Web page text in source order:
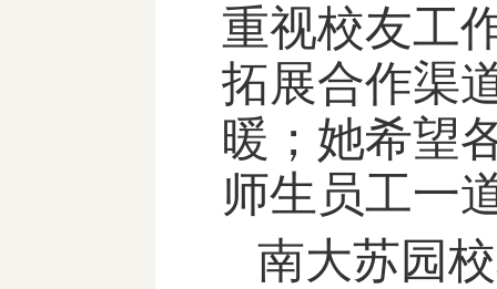
重视校友工
拓展合作渠
暖 ；她希望
师生员工一
南大苏园